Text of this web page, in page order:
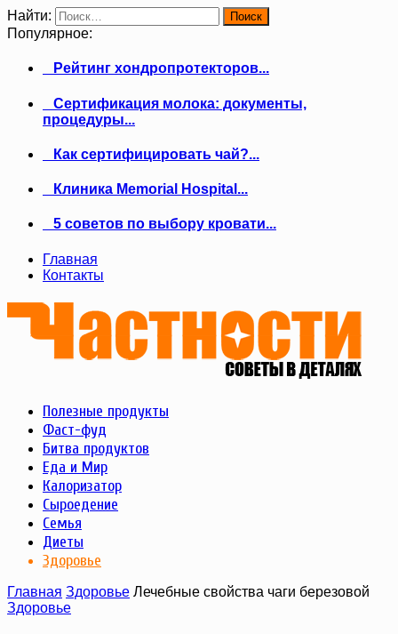
Найти:
Популярное:
Рейтинг хондропротекторов...
Сертификация молока: документы,
процедуры...
Как сертифицировать чай?...
Клиника Memorial Hospital...
5 советов по выбору кровати...
Главная
Контакты
Полезные продукты
Фаст-фуд
Битва продуктов
Еда и Мир
Калоризатор
Сыроедение
Семья
Диеты
Здоровье
Главная Здоровье Лечебные свойства чаги березовой
Здоровье